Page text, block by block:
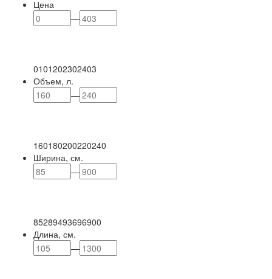
Цена
—
0101202302403
Объем, л.
—
160180200220240
Ширина, см.
—
85289493696900
Длина, см.
—